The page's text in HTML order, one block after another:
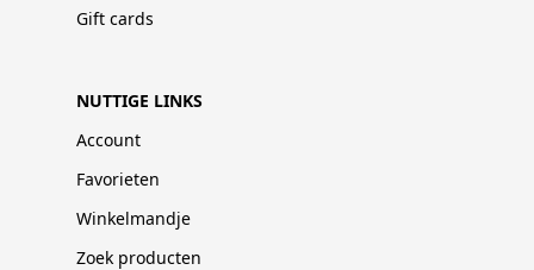
Gift cards
NUTTIGE LINKS
Account
Favorieten
Winkelmandje
Zoek producten